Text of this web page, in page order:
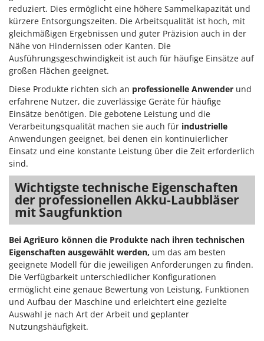
Worx
Y Yard Force
Z
Zanon
Zephir
ZGrills
Zodiac
Zomax
reduziert. Dies ermöglicht eine höhere Sammelkapazität und
kürzere Entsorgungszeiten. Die Arbeitsqualität ist hoch, mit
gleichmäßigen Ergebnissen und guter Präzision auch in der
Nähe von Hindernissen oder Kanten. Die
Ausführungsgeschwindigkeit ist auch für häufige Einsätze auf
großen Flächen geeignet.
Diese Produkte richten sich an professionelle Anwender und
erfahrene Nutzer, die zuverlässige Geräte für häufige
Einsätze benötigen. Die gebotene Leistung und die
Verarbeitungsqualität machen sie auch für industrielle
Anwendungen geeignet, bei denen ein kontinuierlicher
Einsatz und eine konstante Leistung über die Zeit erforderlich
sind.
Wichtigste technische Eigenschaften
der professionellen Akku-Laubbläser
mit Saugfunktion
Bei AgriEuro können die Produkte nach ihren technischen
Eigenschaften ausgewählt werden, um das am besten
geeignete Modell für die jeweiligen Anforderungen zu finden.
Die Verfügbarkeit unterschiedlicher Konfigurationen
ermöglicht eine genaue Bewertung von Leistung, Funktionen
und Aufbau der Maschine und erleichtert eine gezielte
Auswahl je nach Art der Arbeit und geplanter
Nutzungshäufigkeit.